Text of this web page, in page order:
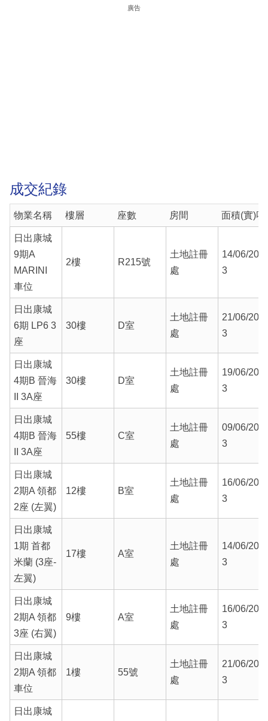
廣告
成交紀錄
物業名稱 樓層 座數 房間 面積(實)呎
日出康城
9期A
MARINI
車位
2樓 R215號
土地註冊
處
14/06/202
3
日出康城
6期 LP6 3
座
30樓 D室
土地註冊
處
21/06/202
3
日出康城
4期B 晉海
II 3A座
30樓 D室
土地註冊
處
19/06/202
3
日出康城
4期B 晉海
II 3A座
55樓 C室
土地註冊
處
09/06/202
3
日出康城
2期A 領都
2座 (左翼)
12樓 B室
土地註冊
處
16/06/202
3
日出康城
1期 首都
米蘭 (3座-
左翼)
17樓 A室
土地註冊
處
14/06/202
3
日出康城
2期A 領都
3座 (右翼)
9樓 A室
土地註冊
處
16/06/202
3
日出康城
2期A 領都
車位
1樓 55號
土地註冊
處
21/06/202
3
日出康城